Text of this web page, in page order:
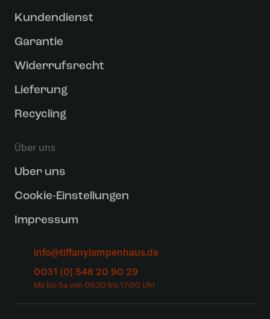
Kundendienst
Garantie
Widerrufsrecht
Lieferung
Recycling
Über uns
Uber uns
Cookie-Einstellungen
Impressum
info@tiffanylampenhaus.de
0031 (0) 548 20 90 29